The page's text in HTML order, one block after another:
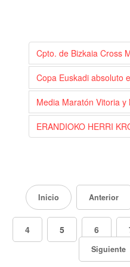
Cpto. de Bizkaia Cross
Copa Euskadi absoluto
Media Maratón Vitoria y
ERANDIOKO HERRI
Inicio Anterior
4 5 6
Siguiente